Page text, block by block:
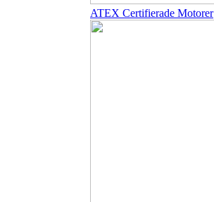
ATEX Certifierade Motorer